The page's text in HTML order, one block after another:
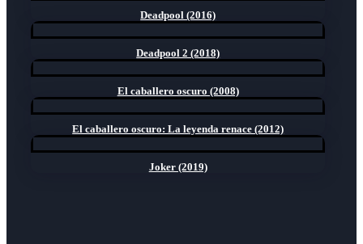
Deadpool (2016)
Deadpool 2 (2018)
El caballero oscuro (2008)
El caballero oscuro: La leyenda renace (2012)
Joker (2019)